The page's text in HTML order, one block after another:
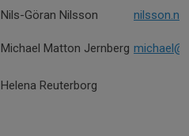
Nils-Göran Nilsson
Michael Matton Jernberg
Helena Reuterborg